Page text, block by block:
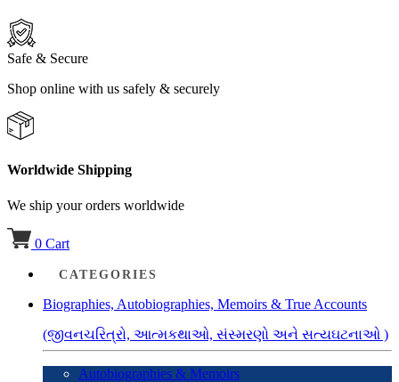
Safe & Secure
Shop online with us safely & securely
Worldwide Shipping
We ship your orders worldwide
0 Cart
CATEGORIES
Biographies, Autobiographies, Memoirs & True Accounts
(જીવનચરિત્રો, આત્મકથાઓ, સંસ્મરણો અને સત્યઘટનાઓ )
Autobiographies & Memoirs